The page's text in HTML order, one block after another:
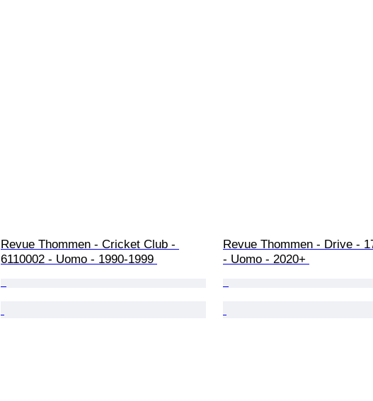
Revue Thommen - Cricket Club -
6110002 - Uomo - 1990-1999
Revue Thommen - Drive -
- Uomo - 2020+